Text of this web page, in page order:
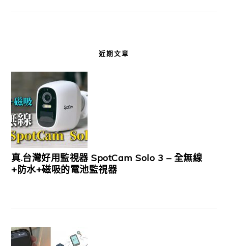
近期文章
真.台灣好用監視器 SpotCam Solo 3 – 全無線
+防水+磁吸的電池監視器